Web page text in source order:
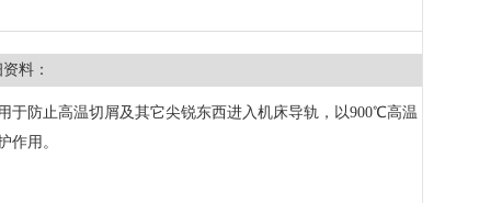
料：
于防止高温切屑及其它尖锐东西进入机床导轨，以900℃高温
作用。